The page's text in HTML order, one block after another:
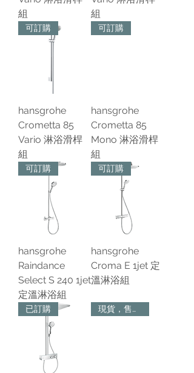
組
組
可訂購
hansgrohe
Crometta 85
Vario 淋浴滑桿
組
可訂購
hansgrohe
Crometta 85
Mono 淋浴滑桿
組
可訂購
hansgrohe
Raindance
Select S 240 1jet
定溫淋浴組
可訂購
hansgrohe
Croma E 1jet 定
溫淋浴組
已訂購 現貨，售完為止